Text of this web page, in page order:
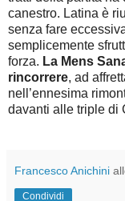
canestro. Latina è
senza fare
semplicemente
forza. La Mens
rincorrere, ad
nell’ennesima
davanti alle triple di
Francesco Anichini
Condividi